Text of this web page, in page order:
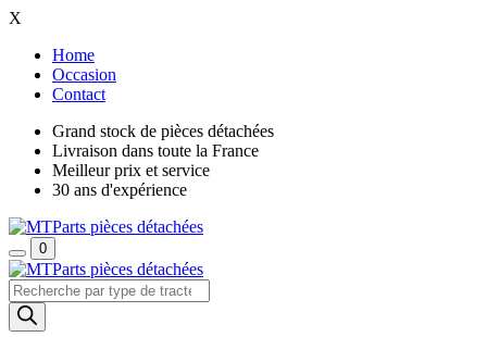
X
Home
Occasion
Contact
Grand stock de pièces détachées
Livraison dans toute la France
Meilleur prix et service
30 ans d'expérience
0
Recherche
de
produits